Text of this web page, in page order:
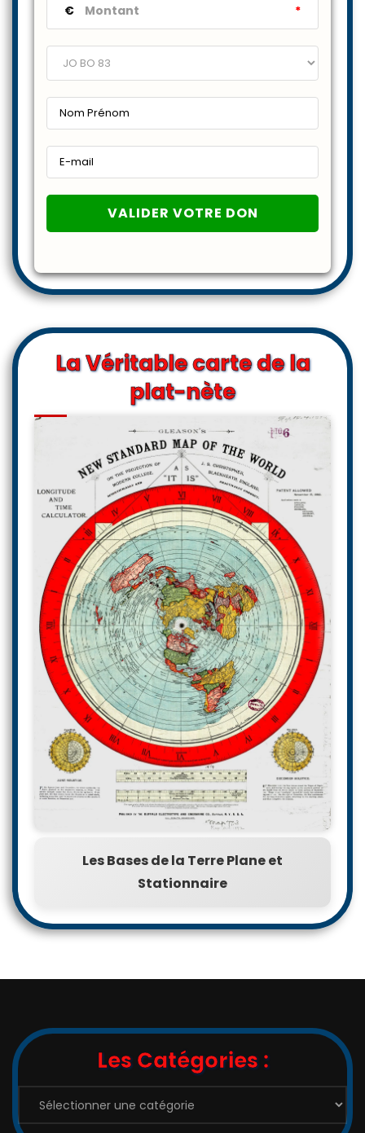
€ *
La Véritable carte de la
plat-nète
Les Bases de la Terre Plane et
Stationnaire
Les Catégories :